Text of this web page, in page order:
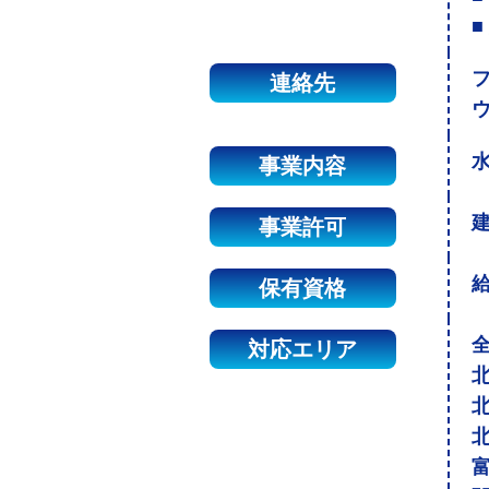
■
連絡先
事業内容
事業許可
保有資格
対応エリア